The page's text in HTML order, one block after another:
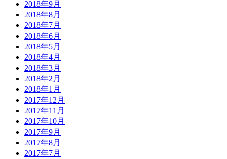
2018年9月
2018年8月
2018年7月
2018年6月
2018年5月
2018年4月
2018年3月
2018年2月
2018年1月
2017年12月
2017年11月
2017年10月
2017年9月
2017年8月
2017年7月